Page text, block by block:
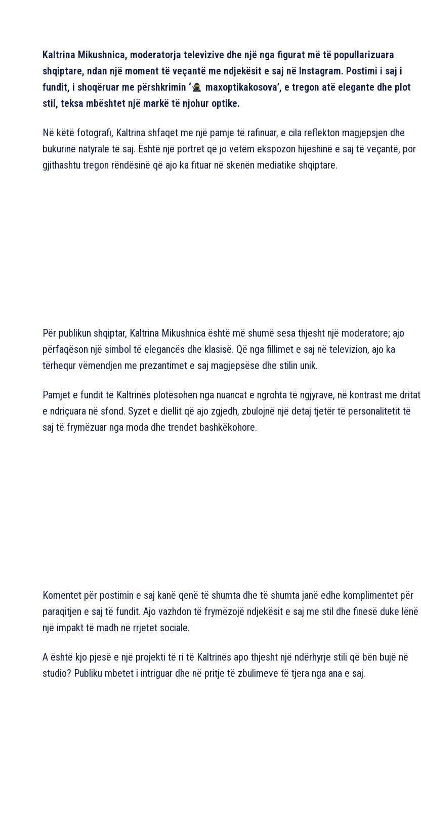
Kaltrina Mikushnica, moderatorja televizive dhe një nga figurat më të popullarizuara
shqiptare, ndan një moment të veçantë me ndjekësit e saj në Instagram. Postimi i saj i
fundit, i shoqëruar me përshkrimin ‘
maxoptikakosova’, e tregon atë elegante dhe plot
stil, teksa mbështet një markë të njohur optike.
Në këtë fotografi, Kaltrina shfaqet me një pamje të rafinuar, e cila reflekton magjepsjen dhe
bukurinë natyrale të saj. Është një portret që jo vetëm ekspozon hijeshinë e saj të veçantë, por
gjithashtu tregon rëndësinë që ajo ka fituar në skenën mediatike shqiptare.
Për publikun shqiptar, Kaltrina Mikushnica është më shumë sesa thjesht një moderatore; ajo
përfaqëson një simbol të elegancës dhe klasisë. Që nga fillimet e saj në televizion, ajo ka
tërhequr vëmendjen me prezantimet e saj magjepsëse dhe stilin unik.
Pamjet e fundit të Kaltrinës plotësohen nga nuancat e ngrohta të ngjyrave, në kontrast me dritat
e ndriçuara në sfond. Syzet e diellit që ajo zgjedh, zbulojnë një detaj tjetër të personalitetit të
saj të frymëzuar nga moda dhe trendet bashkëkohore.
Komentet për postimin e saj kanë qenë të shumta dhe të shumta janë edhe komplimentet për
paraqitjen e saj të fundit. Ajo vazhdon të frymëzojë ndjekësit e saj me stil dhe finesë duke lënë
një impakt të madh në rrjetet sociale.
A është kjo pjesë e një projekti të ri të Kaltrinës apo thjesht një ndërhyrje stili që bën bujë në
studio? Publiku mbetet i intriguar dhe në pritje të zbulimeve të tjera nga ana e saj.